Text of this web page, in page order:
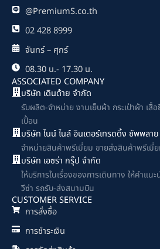
@PremiumS.co.th
02 428 8999
จันทร์ – ศุกร์
08.30 น.- 17.30 น.
ASSOCIATED COMPANY
บริษัท เดินด้าย จำกัด
รับผลิต-จำหน่าย งานเย็บผ้า กระเป๋าผ้า เสื้
เปื้อน
บริษัท ไนน์ ไนล์ อินเตอร์เทรดดิ้ง ซัพพลา
จำหน่ายสินค้าพรีเมี่ยม ขายส่งสินค้าพรีเมี่
บริษัท เอซร่า กรุ๊ป จำกัด
ให้บริการในเรื่องของการเดินทาง ให้คำแน
วีซ่า รถรับ-ส่งสนามบิน
CUSTOMER SERVICE
การสั่งซื้อ
การชำระเงิน